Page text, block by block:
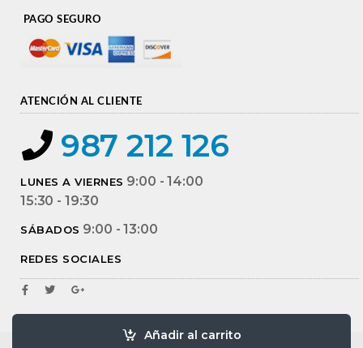
Añadir al carrito
PAGO SEGURO
ATENCIÓN AL CLIENTE
987 212 126
LUNES A VIERNES 9:00 - 14:00
15:30 - 19:30
SÁBADOS 9:00 - 13:00
REDES SOCIALES